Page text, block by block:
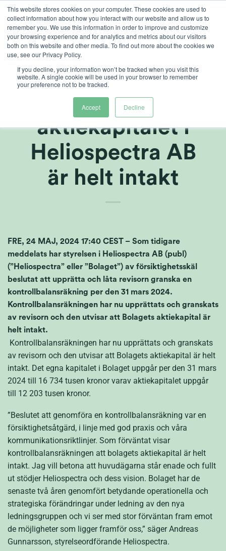
This website stores cookies on your computer. These cookies are used to
collect information about how you interact with our website and allow us to
remember you. We use this information in order to improve and customize
your browsing experience and for analytics and metrics about our visitors
both on this website and other media. To find out more about the cookies we
use, see our Privacy Policy.
If you decline, your information won’t be tracked when you visit this
website. A single cookie will be used in your browser to remember
your preference not to be tracked.
Accept Decline
Skip
content
utvisar att
aktiekapitalet i
Heliospectra AB
är helt intakt
FRE, 24 MAJ, 2024 17:40 CEST – Som tidigare
meddelats har styrelsen i Heliospectra AB (publ)
(”Heliospectra” eller ”Bolaget”) av försiktighetsskäl
beslutat att upprätta och låta revisorn granska en
kontrollbalansräkning per den 31 mars 2024.
Kontrollbalansräkningen har nu upprättats och granskats
av revisorn och den utvisar att Bolagets aktiekapital är
helt intakt.
Kontrollbalansräkningen har nu upprättats och granskats
av revisorn och den utvisar att Bolagets aktiekapital är helt
intakt. Det egna kapitalet i Bolaget uppgår per den 31 mars
2024 till 16 734 tusen kronor varav aktiekapitalet uppgår
till 12 203 tusen kronor.
”Beslutet att genomföra en kontrollbalansräkning var en
försiktighetsåtgärd, i linje med god praxis och våra
kommunikationsriktlinjer. Som förväntat visar
kontrollbalansräkningen att bolagets aktiekapital är helt
intakt. Jag vill betona att huvudägarna står enade och fullt
ut stödjer Heliospectra och dess vision. Bolaget har de
senaste två åren genomfört betydande operationella och
strategiska förändringar under ledning av den nya
ledningsgruppen och vi ser med stor förväntan fram emot
de möjligheter som ligger framför oss,” säger Andreas
Gunnarsson, styrelseordförande Heliospectra.